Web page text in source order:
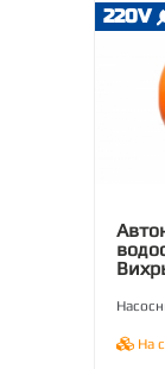
220V
На